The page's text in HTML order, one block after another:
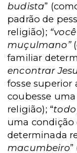
budista”
padrão de
religião);
muçulmano”
familiar
encontrar
fosse superior
coubesse
religião); “
uma condição
determinada
macumbeiro